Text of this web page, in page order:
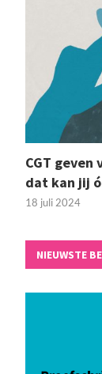
CGT geven
dat kan jij
18 juli 2024
NIEUWSTE